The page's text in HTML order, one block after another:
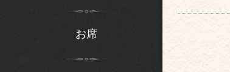
お席